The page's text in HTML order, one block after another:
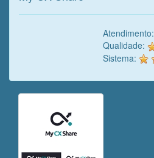
Atendimento:
Qualidade:
Sistema: